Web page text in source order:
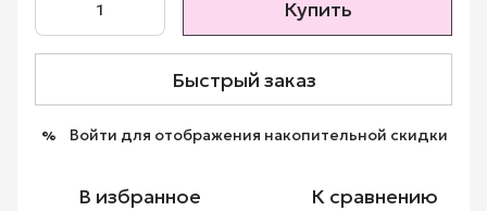
Купить
Быстрый заказ
% Войти для отображения накопительной скидки
В избранное К сравнению